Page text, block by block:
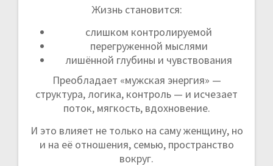
Жизнь становится:
слишком контролируемой
перегруженной мыслями
лишённой глубины и чувствования
Преобладает «мужская энергия» —
структура, логика, контроль — и исчезает
поток, мягкость, вдохновение.
И это влияет не только на саму женщину, но
и на её отношения, семью, пространство
вокруг.